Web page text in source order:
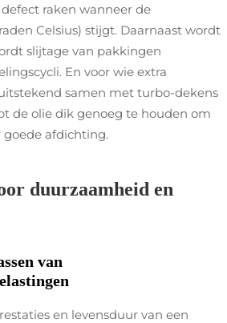
raken wanneer de
Celsius) stijgt. Daarnaast wordt
slijtage van pakkingen
En voor wie extra
samen met turbo-dekens
de olie dik genoeg te houden om
afdichting.
duurzaamheid en
van
en levensduur van een